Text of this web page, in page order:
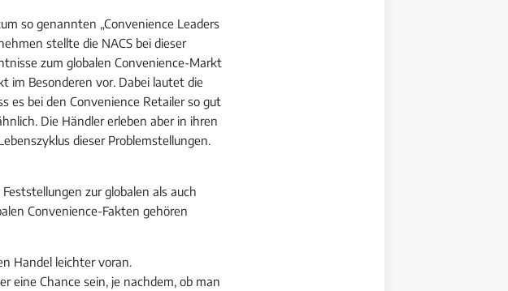
so genannten „Convenience Leaders
stellte die NACS bei dieser
zum globalen Convenience-Markt
im Besonderen vor. Dabei lautet die
es bei den Convenience Retailer so gut
Die Händler erleben aber in ihren
dieser Problemstellungen.
zur globalen als auch
Convenience-Fakten gehören
Handel leichter voran.
eine Chance sein, je nachdem, ob man